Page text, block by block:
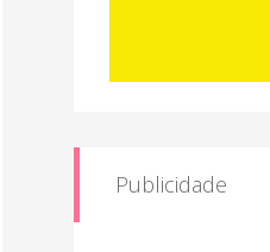
Publicidade